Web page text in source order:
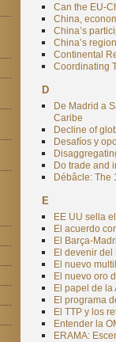
Can the EU-
China,
China’s
China’s
Continental
Coordinating
D
De Madrid a
Caribe
Decline of
Desafíos y
Do trade and
Débâcle: The
E
EE UU sella
El acuerdo
El Barça-
El devenir
El nuevo
El nuevo oro
El papel de
El programa
El TTP y los
Entender la
ERAMA: